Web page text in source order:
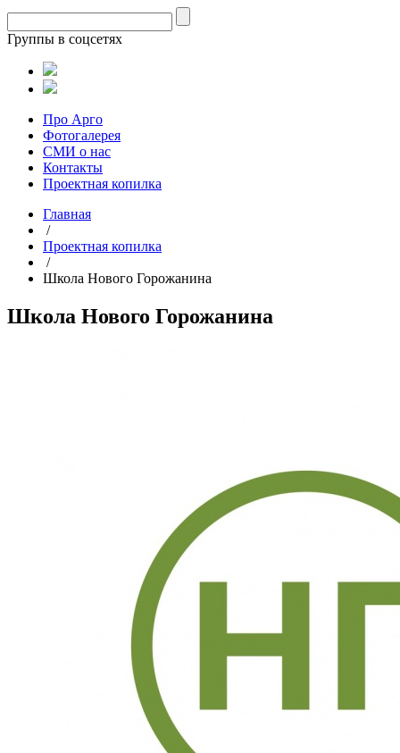
Группы в соцсетях
Про Арго
Фотогалерея
СМИ о нас
Контакты
Проектная копилка
Главная
/
Проектная копилка
/
Школа Нового Горожанина
Школа Нового Горожанина